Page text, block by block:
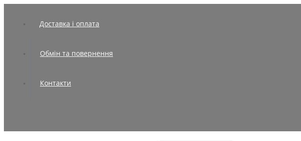
Доставка і оплата
Обмін та повернення
Контакти